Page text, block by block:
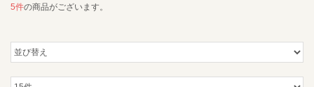
5件の商品がございます。